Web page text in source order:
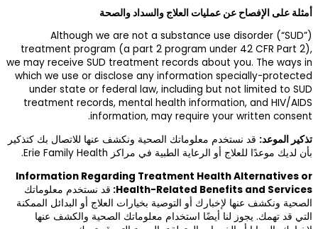
Although
treatment
we may receive
which we use or
under state or
treatment
للاتصال بك كتذكير
Information
نستخدم معلوماتك
أو البدائل الممكنة
والكشف عنها